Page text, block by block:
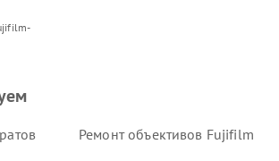
Ремонт объективов Fujifilm